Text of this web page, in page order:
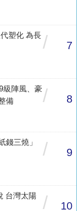
塑化 為長 / 7
級陣風、豪
備
/ 8
三燒」
/ 9
台灣太陽
/ 10